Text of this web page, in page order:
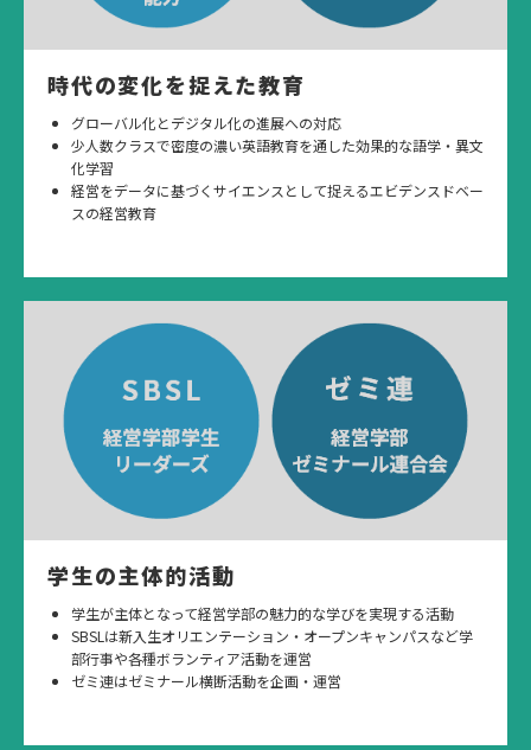
時代の変化を捉えた教育
グローバル化とデジタル化の進展への対応
少人数クラスで密度の濃い英語教育を通した効果的な語学・異文
化学習
経営をデータに基づくサイエンスとして捉えるエビデンスドベー
スの経営教育
学生の主体的活動
学生が主体となって経営学部の魅力的な学びを実現する活動
SBSLは新入生オリエンテーション・オープンキャンパスなど学
部行事や各種ボランティア活動を運営
ゼミ連はゼミナール横断活動を企画・運営